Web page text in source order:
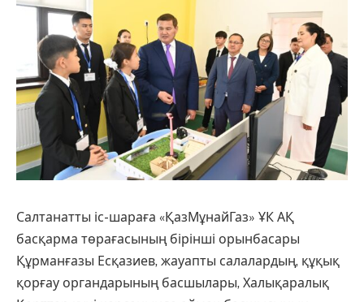
Салтанатты іс-шараға «ҚазМұнайГаз» ҰК АҚ
басқарма төрағасының бірінші орынбасары
Құрманғазы Есқазиев, жауапты салалардың, құқық
қорғау органдарының басшылары, Халықаралық